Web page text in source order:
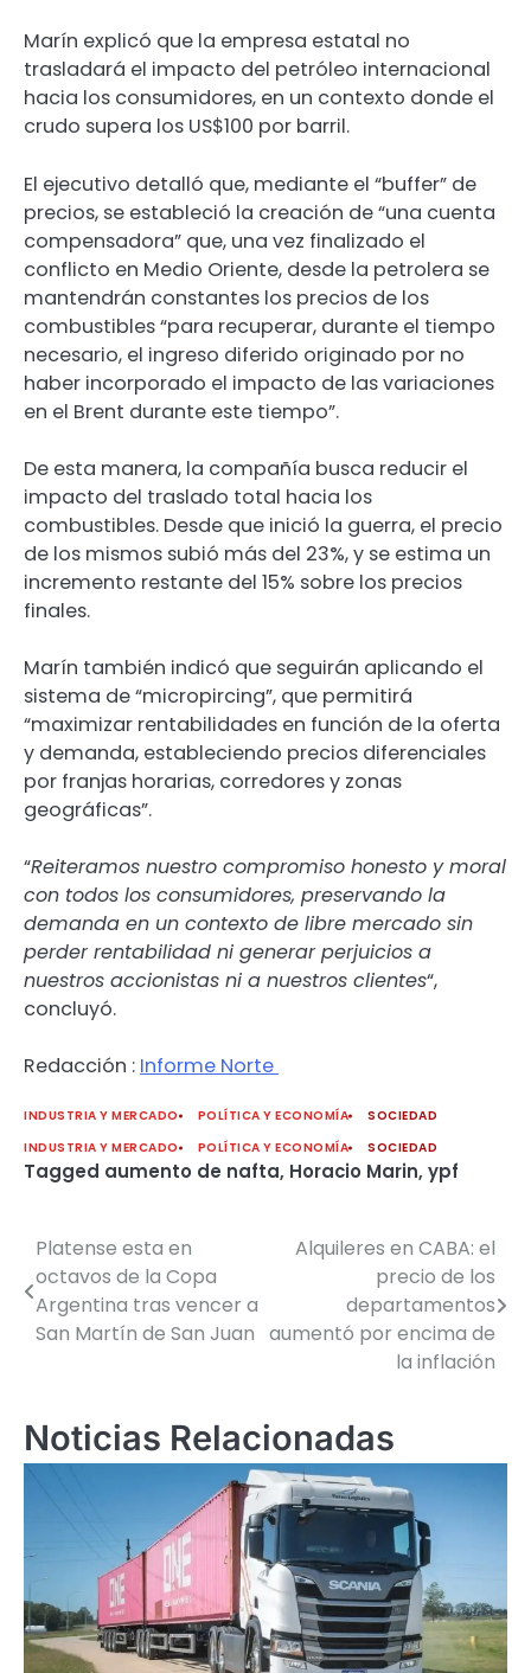
Marín explicó que la empresa estatal no
trasladará el impacto del petróleo internacional
hacia los consumidores, en un contexto donde el
crudo supera los US$100 por barril.
El ejecutivo detalló que, mediante el “buffer” de
precios, se estableció la creación de “una cuenta
compensadora” que, una vez finalizado el
conflicto en Medio Oriente, desde la petrolera se
mantendrán constantes los precios de los
combustibles “para recuperar, durante el tiempo
necesario, el ingreso diferido originado por no
haber incorporado el impacto de las variaciones
en el Brent durante este tiempo”.
De esta manera, la compañía busca reducir el
impacto del traslado total hacia los
combustibles. Desde que inició la guerra, el precio
de los mismos subió más del 23%, y se estima un
incremento restante del 15% sobre los precios
finales.
Marín también indicó que seguirán aplicando el
sistema de “micropircing”, que permitirá
“maximizar rentabilidades en función de la oferta
y demanda, estableciendo precios diferenciales
por franjas horarias, corredores y zonas
geográficas”.
“Reiteramos nuestro compromiso honesto y moral
con todos los consumidores, preservando la
demanda en un contexto de libre mercado sin
perder rentabilidad ni generar perjuicios a
nuestros accionistas ni a nuestros clientes“,
concluyó.
Redacción : Informe Norte
INDUSTRIA Y MERCADO POLÍTICA Y ECONOMÍA
SOCIEDAD
INDUSTRIA Y MERCADO
POLÍTICA Y ECONOMÍA SOCIEDAD
Tagged aumento de nafta, Horacio Marin, ypf
Navegación
de
entradas
Platense esta en
octavos de la Copa
Argentina tras vencer a
San Martín de San Juan
Alquileres en CABA: el
precio de los
departamentos
aumentó por encima de
la inflación
Noticias Relacionadas